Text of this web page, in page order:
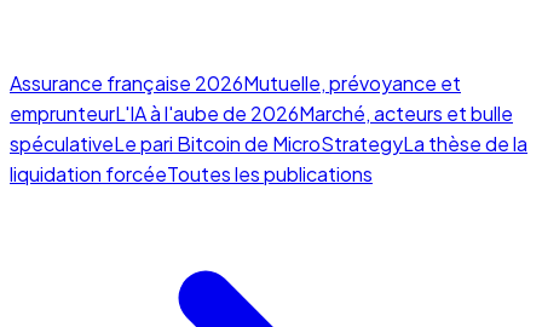
Assurance française 2026Mutuelle, prévoyance et
emprunteurL'IA à l'aube de 2026Marché, acteurs et bulle
spéculativeLe pari Bitcoin de MicroStrategyLa thèse de la
liquidation forcéeToutes les publications